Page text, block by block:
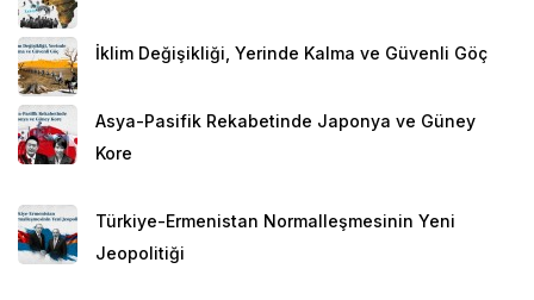
İklim Değişikliği, Yerinde Kalma ve Güvenli Göç
Asya-Pasifik Rekabetinde Japonya ve Güney
Kore
Türkiye-Ermenistan Normalleşmesinin Yeni
Jeopolitiği